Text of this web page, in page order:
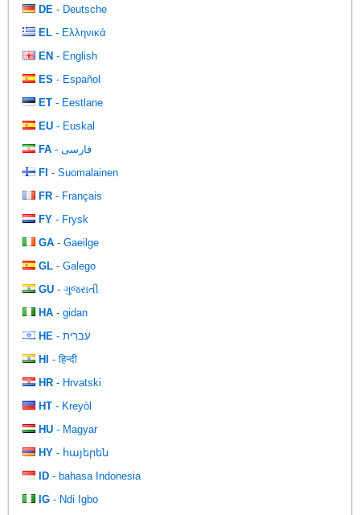
DE - Deutsche
EL - Ελληνικά
EN - English
ES - Español
ET - Eestlane
EU - Euskal
FA
- فارسی
FI - Suomalainen
FR - Français
FY - Frysk
GA - Gaeilge
GL - Galego
GU - ગુજરાતી
HA - gidan
HE
- עִברִית
HI - हिन्दी
HR - Hrvatski
HT - Kreyòl
HU - Magyar
HY - հայերեն
ID - bahasa Indonesia
IG - Ndi Igbo